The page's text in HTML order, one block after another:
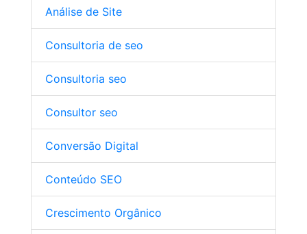
Análise de Site
Consultoria de seo
Consultoria seo
Consultor seo
Conversão Digital
Conteúdo SEO
Crescimento Orgânico